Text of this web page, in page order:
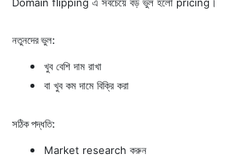
নতুনদের ভুল:
খুব বেশি দাম রাখা
বা খুব কম দামে বিক্রি করা
সঠিক পদ্ধতি:
Market research করুন